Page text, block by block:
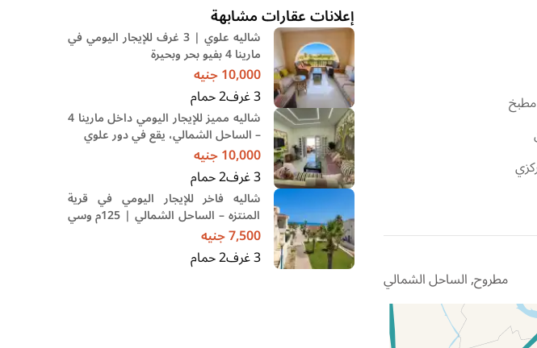
مطروح, الساحل الشمالي
إعلانات عقارات مشابهة
شاليه علوي | 3 غرف للإيجار اليومي في
مارينا 4 بفيو بحر وبحيرة
10,000جنيه
3غرف2حمام
شاليه مميز للإيجار اليومي داخل مارينا 4
– الساحل الشمالي، يقع في دور علوي
10,000جنيه
3غرف2حمام
شاليه فاخر للإيجار اليومي في قرية
المنتزه – الساحل الشمالي | 125م وسي
فيو مباشر
7,500جنيه
3غرف2حمام